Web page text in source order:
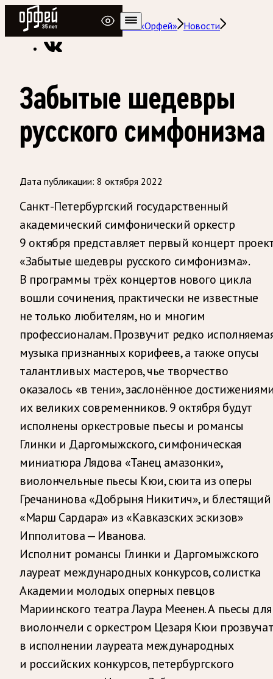
Радио Орфей
Радио классической музыки «Орфей» Новости
Забытые шедевры
русского симфонизма
Дата публикации: 8 октября 2022
Санкт-Петербургский государственный
академический симфонический оркестр
9 октября представляет первый концерт
«Забытые шедевры русского симфонизма».
В программы трёх концертов нового цикла
вошли сочинения, практически не известные
не только любителям, но и многим
профессионалам. Прозвучит редко
музыка признанных корифеев, а также опусы
талантливых мастеров, чье творчество
оказалось «в тени», заслонённое
их великих современников. 9 октября будут
исполнены оркестровые пьесы и романсы
Глинки и Даргомыжского, симфоническая
миниатюра Лядова «Танец амазонки»,
виолончельные пьесы Кюи, сюита из оперы
Гречанинова «Добрыня Никитич», и блестящий
«Марш Сардара» из «Кавказских эскизов»
Ипполитова — Иванова.
Исполнит романсы Глинки и Даргомыжского
лауреат международных конкурсов, солистка
Академии молодых оперных певцов
Мариинского театра Лаура Меенен. А пьесы для
виолончели с оркестром Цезаря Кюи
в исполнении лауреата международных
и российских конкурсов, петербургского